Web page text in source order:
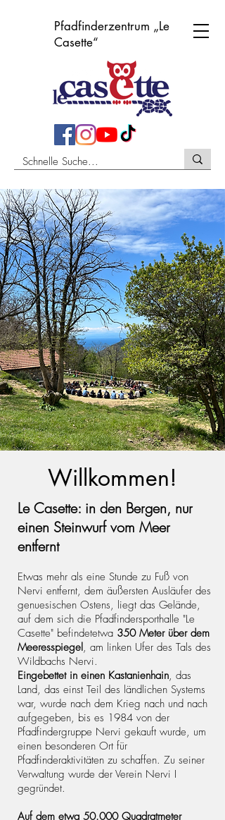
Pfadfinderzentrum „Le
Casette“
Willkommen!
Le Casette: in den Bergen, nur
einen Steinwurf vom Meer
entfernt
Etwas mehr als eine Stunde zu Fuß von
Nervi entfernt, dem äußersten Ausläufer des
genuesischen Ostens, liegt das Gelände,
auf dem sich die Pfadfindersporthalle "Le
Casette" befindetetwa 350 Meter über dem
Meeresspiegel, am linken Ufer des Tals des
Wildbachs Nervi.
Eingebettet in einen Kastanienhain, das
Land, das einst Teil des ländlichen Systems
war, wurde nach dem Krieg nach und nach
aufgegeben, bis es 1984 von der
Pfadfindergruppe Nervi gekauft wurde, um
einen besonderen Ort für
Pfadfinderaktivitäten zu schaffen. Zu seiner
Verwaltung wurde der Verein Nervi I
gegründet.
Auf dem etwa 50.000 Quadratmeter